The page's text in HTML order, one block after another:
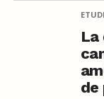
La
de